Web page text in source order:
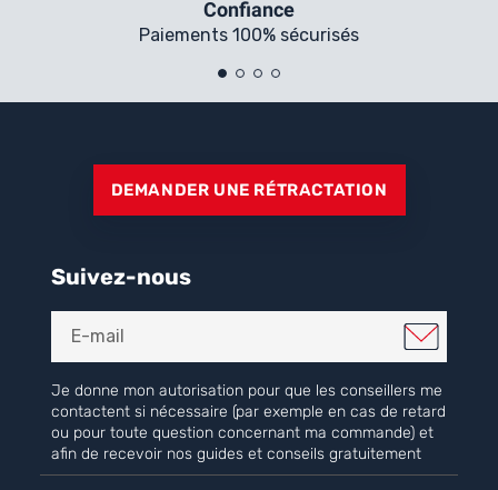
Confiance
Paiements 100% sécurisés
DEMANDER UNE RÉTRACTATION
Suivez-nous
Je donne mon autorisation pour que les conseillers me
contactent si nécessaire (par exemple en cas de retard
ou pour toute question concernant ma commande) et
afin de recevoir nos guides et conseils gratuitement